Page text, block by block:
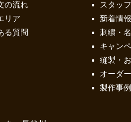
の流れ
リア
る質問
スタッ
新着情
刺繍・
キャン
縫製・
オーダ
製作事例